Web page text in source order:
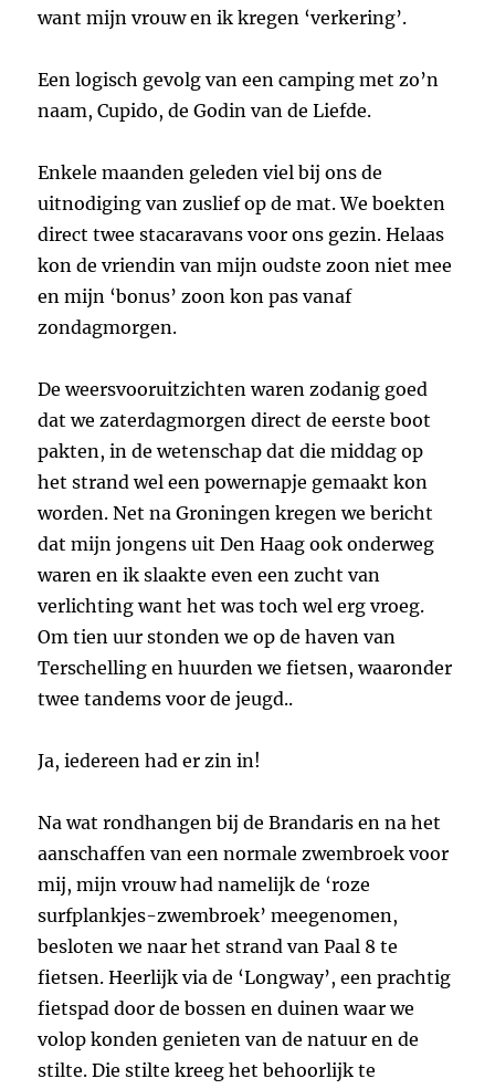
want mijn vrouw en ik kregen ‘verkering’.
Een logisch gevolg van een camping met zo’n
naam, Cupido, de Godin van de Liefde.
Enkele maanden geleden viel bij ons de
uitnodiging van zuslief op de mat. We boekten
direct twee stacaravans voor ons gezin. Helaas
kon de vriendin van mijn oudste zoon niet mee
en mijn ‘bonus’ zoon kon pas vanaf
zondagmorgen.
De weersvooruitzichten waren zodanig goed
dat we zaterdagmorgen direct de eerste boot
pakten, in de wetenschap dat die middag op
het strand wel een powernapje gemaakt kon
worden. Net na Groningen kregen we bericht
dat mijn jongens uit Den Haag ook onderweg
waren en ik slaakte even een zucht van
verlichting want het was toch wel erg vroeg.
Om tien uur stonden we op de haven van
Terschelling en huurden we fietsen, waaronder
twee tandems voor de jeugd..
Ja, iedereen had er zin in!
Na wat rondhangen bij de Brandaris en na het
aanschaffen van een normale zwembroek voor
mij, mijn vrouw had namelijk de ‘roze
surfplankjes-zwembroek’ meegenomen,
besloten we naar het strand van Paal 8 te
fietsen. Heerlijk via de ‘Longway’, een prachtig
fietspad door de bossen en duinen waar we
volop konden genieten van de natuur en de
stilte. Die stilte kreeg het behoorlijk te